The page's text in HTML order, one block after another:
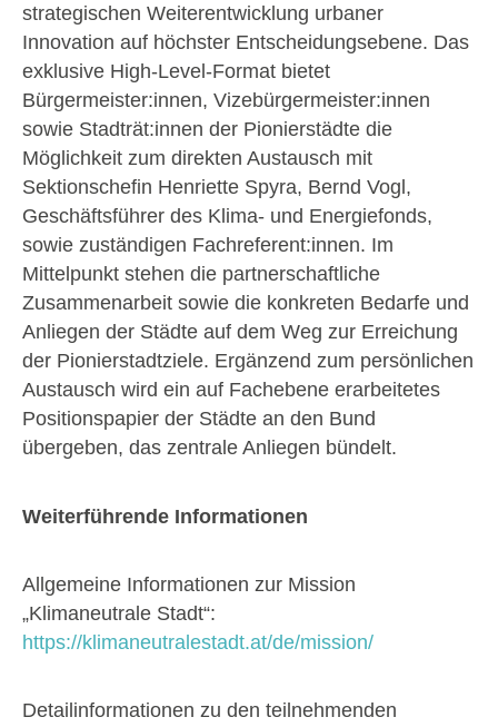
strategischen Weiterentwicklung urbaner
Innovation auf höchster Entscheidungsebene. Das
exklusive High-Level-Format bietet
Bürgermeister:innen, Vizebürgermeister:innen
sowie Stadträt:innen der Pionierstädte die
Möglichkeit zum direkten Austausch mit
Sektionschefin Henriette Spyra, Bernd Vogl,
Geschäftsführer des Klima- und Energiefonds,
sowie zuständigen Fachreferent:innen. Im
Mittelpunkt stehen die partnerschaftliche
Zusammenarbeit sowie die konkreten Bedarfe und
Anliegen der Städte auf dem Weg zur Erreichung
der Pionierstadtziele. Ergänzend zum persönlichen
Austausch wird ein auf Fachebene erarbeitetes
Positionspapier der Städte an den Bund
übergeben, das zentrale Anliegen bündelt.
Weiterführende Informationen
Allgemeine Informationen zur Mission
„Klimaneutrale Stadt“:
https://klimaneutralestadt.at/de/mission/
Detailinformationen zu den teilnehmenden